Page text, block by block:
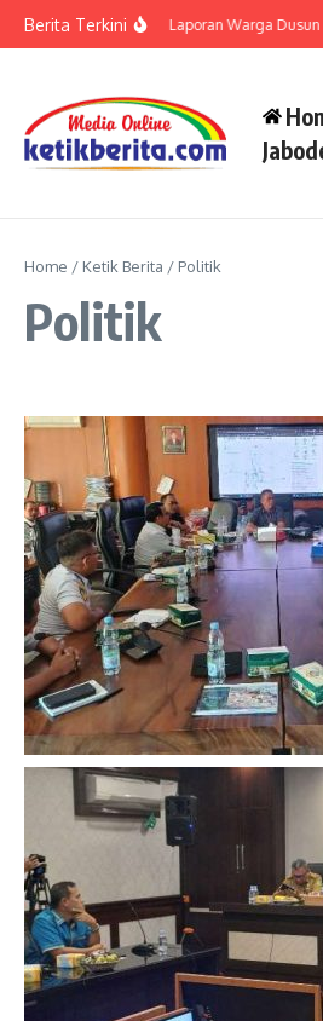
Berita Terkini
Barteng, Tiga Laporan Warga Dusun Balaka
Home / Ketik Berita / Politik
Politik